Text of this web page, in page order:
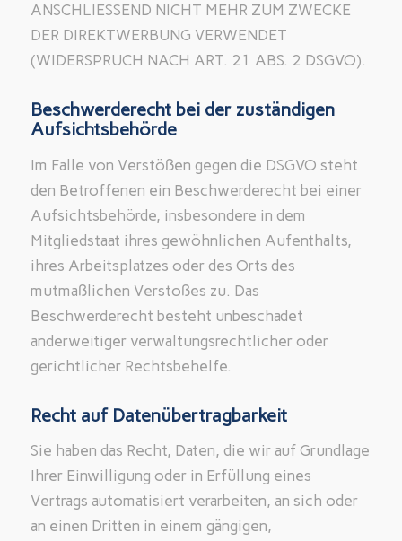
ANSCHLIESSEND NICHT MEHR ZUM ZWECKE
DER DIREKTWERBUNG VERWENDET
(WIDERSPRUCH NACH ART. 21 ABS. 2 DSGVO).
Beschwerderecht bei der zuständigen
Aufsichtsbehörde
Im Falle von Verstößen gegen die DSGVO steht
den Betroffenen ein Beschwerderecht bei einer
Aufsichtsbehörde, insbesondere in dem
Mitgliedstaat ihres gewöhnlichen Aufenthalts,
ihres Arbeitsplatzes oder des Orts des
mutmaßlichen Verstoßes zu. Das
Beschwerderecht besteht unbeschadet
anderweitiger verwaltungsrechtlicher oder
gerichtlicher Rechtsbehelfe.
Recht auf Datenübertragbarkeit
Sie haben das Recht, Daten, die wir auf Grundlage
Ihrer Einwilligung oder in Erfüllung eines
Vertrags automatisiert verarbeiten, an sich oder
an einen Dritten in einem gängigen,